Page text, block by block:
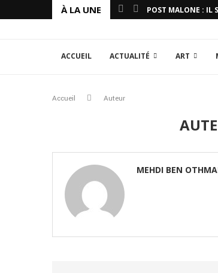
À LA UNE POST MALONE : IL
ACCUEIL ACTUALITÉ ART
Accueil Auteur
MEHDI BEN